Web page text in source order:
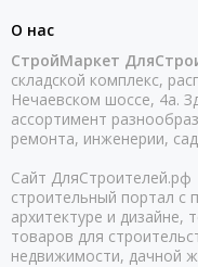
О нас
СтройМаркет
складской комплекс,
Нечаевском шоссе, 4а.
ассортимент
ремонта, инженерии,
Сайт ДляСтроителей.рф
строительный портал с
архитектуре и дизайне,
товаров для
недвижимости, дачной